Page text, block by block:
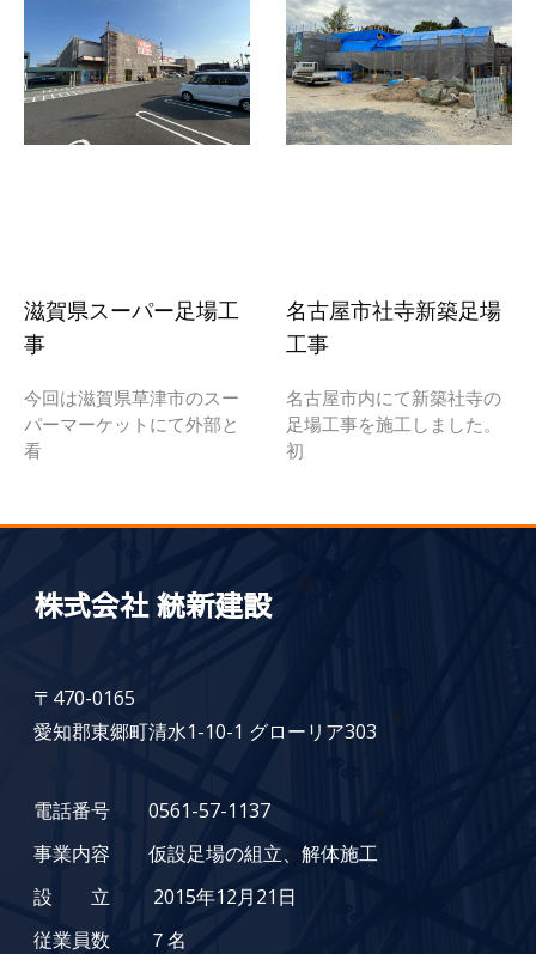
滋賀県スーパー足場工
事
今回は滋賀県草津市のスー
パーマーケットにて外部と
看
名古屋市社寺新築足場
工事
名古屋市内にて新築社寺の
足場工事を施工しました。
初
株式会社 統新建設
〒470-0165
愛知郡東郷町清水1-10-1 グローリア303
電話番号 0561-57-1137
事業内容 仮設足場の組立、解体施工
設 立 2015年12月21日
従業員数 ７名